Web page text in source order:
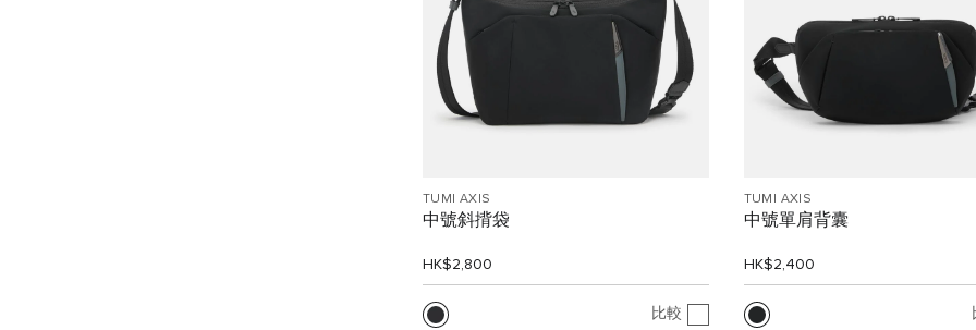
TUMI AXIS
中號斜揹袋
HK$2,800
比較
TUMI AXIS
中號單肩背囊
HK$2,400